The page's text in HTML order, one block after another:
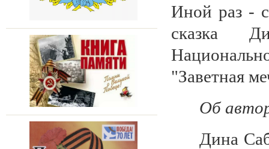
Иной раз -
сказка
"Заветная
Об
Дина